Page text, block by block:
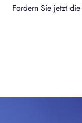
Fordern Sie jetzt